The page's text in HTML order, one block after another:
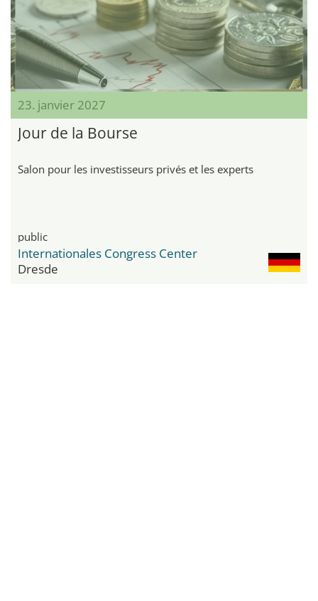
23. janvier 2027
Jour de la Bourse
Salon pour les investisseurs privés et les experts
public
Internationales Congress Center
Dresde